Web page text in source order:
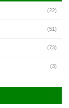
(22)
(51)
(73)
(3)